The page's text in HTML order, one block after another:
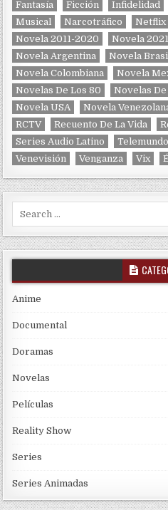
Fantasía Ficción Infidelidad
Musical
Narcotráfico Netflix
Novela 2011-2020
Novela
Novela Argentina
Novela
Novela Colombiana
Novela
Novelas De Los 80
Novelas
Novela USA
Novela
RCTV
Recuento De La Vida
Series Audio Latino
Telemundo
Venevisión
Venganza Vix
Anime
Documental
Doramas
Novelas
Películas
Reality Show
Series
Series Animadas